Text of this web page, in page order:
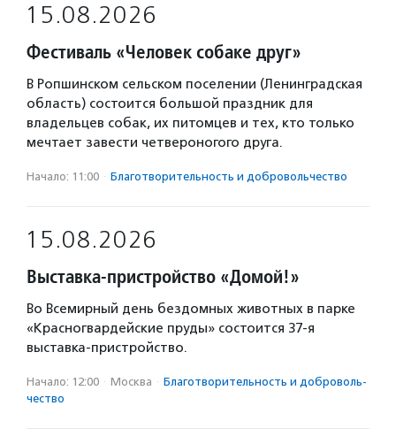
15.08.2026
Фестиваль «Человек собаке друг»
В Ропшинском сельском поселении (Ленинградская
область) состоится большой праздник для
владельцев собак, их питомцев и тех, кто только
мечтает завести четвероногого друга.
Начало: 11:00 · Благотвори­тель­ность и доброволь­чест­во
15.08.2026
Выставка-пристройство «Домой!»
Во Всемирный день бездомных животных в парке
«Красногвардейские пруды» состоится 37-я
выставка-пристройство.
Начало: 12:00 · Москва · Благотвори­тель­ность и доброволь­
чест­во